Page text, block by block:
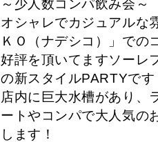
～少人数コンパ飲み会～
オシャレでカジュアルな
ＫＯ（ナデシコ）」での
好評を頂いてますソーレ
の新スタイルPARTYです
店内に巨大水槽があり、
ートやコンパで大人気の
します！